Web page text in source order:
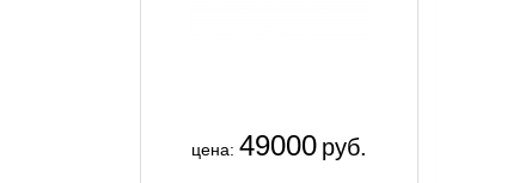
цена: 49000 руб.